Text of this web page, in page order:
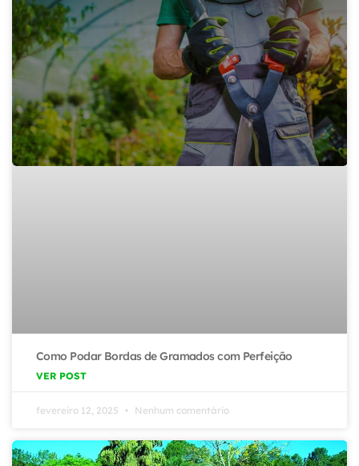
Como Podar Bordas de Gramados com Perfeição
VER POST
fevereiro 12, 2025 Nenhum comentário